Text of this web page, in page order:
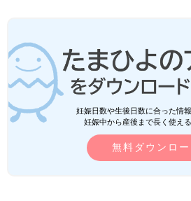
妊娠日数や生後日数に合った情
妊娠中から産後まで長く使え
無料ダウンロー